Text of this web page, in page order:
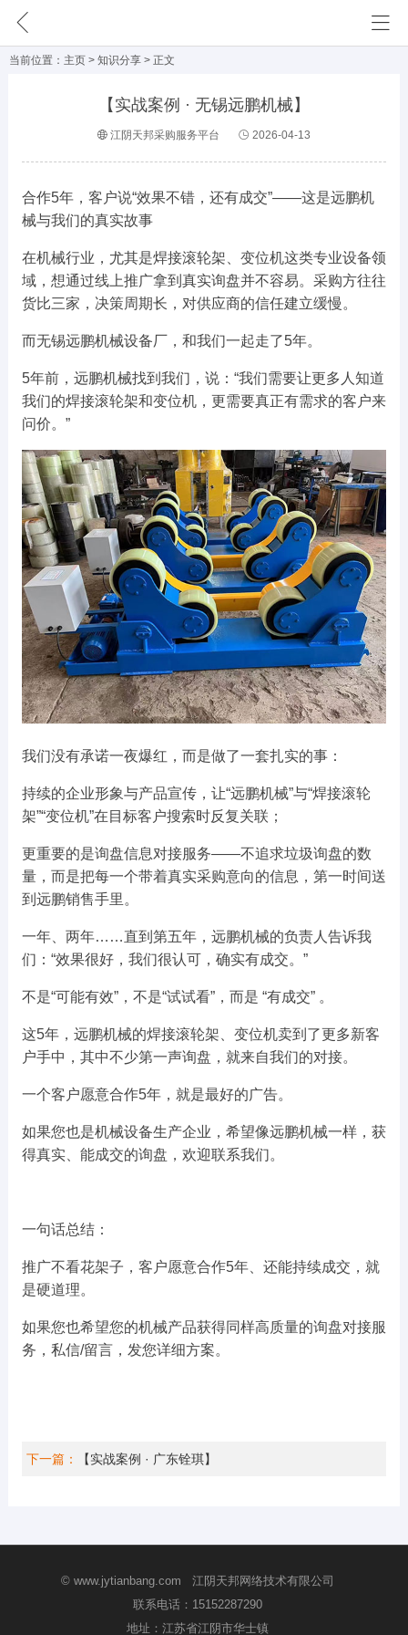
需求信息
外 发 区
企业动态
知识分享
主页 > 知识分享 > 正文
【实战案例 · 无锡远鹏机械】
江阴天邦采购服务平台 2026-04-13
合作5年，客户说“效果不错，还有成交”——这是远鹏机
械与我们的真实故事
在机械行业，尤其是焊接滚轮架、变位机这类专业设备领
域，想通过线上推广拿到真实询盘并不容易。采购方往往
货比三家，决策周期长，对供应商的信任建立缓慢。
而无锡远鹏机械设备厂，和我们一起走了5年。
5年前，远鹏机械找到我们，说：“我们需要让更多人知道
我们的焊接滚轮架和变位机，更需要真正有需求的客户来
问价。”
我们没有承诺一夜爆红，而是做了一套扎实的事：
持续的企业形象与产品宣传，让“远鹏机械”与“焊接滚轮
架”“变位机”在目标客户搜索时反复关联；
更重要的是询盘信息对接服务——不追求垃圾询盘的数
量，而是把每一个带着真实采购意向的信息，第一时间送
到远鹏销售手里。
一年、两年……直到第五年，远鹏机械的负责人告诉我
们：“效果很好，我们很认可，确实有成交。”
不是“可能有效”，不是“试试看”，而是 “有成交” 。
这5年，远鹏机械的焊接滚轮架、变位机卖到了更多新客
户手中，其中不少第一声询盘，就来自我们的对接。
一个客户愿意合作5年，就是最好的广告。
如果您也是机械设备生产企业，希望像远鹏机械一样，获
得真实、能成交的询盘，欢迎联系我们。
一句话总结：
推广不看花架子，客户愿意合作5年、还能持续成交，就
是硬道理。
如果您也希望您的机械产品获得同样高质量的询盘对接服
务，私信/留言，发您详细方案。
下一篇： 【实战案例 · 广东铨琪】
© www.jytianbang.com 江阴天邦网络技术有限公司
联系电话： 15152287290
地址：江苏省江阴市华士镇